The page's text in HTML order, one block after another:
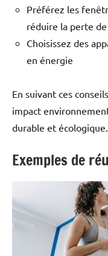
Préférez les
réduire la perte
Choisissez des
en énergie
En suivant ces
impact
durable et écologique.
Exemples de